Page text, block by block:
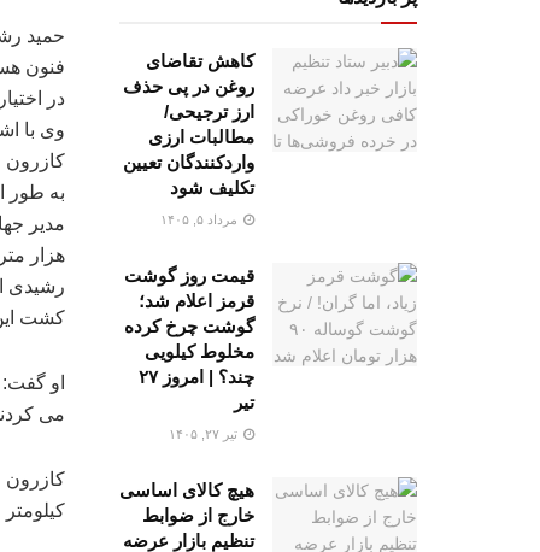
حمید
فنون
در
وی با
به طور
مدیر
هزار
رشیدی
کشت
او
می
کاهش تقاضای
روغن در پی حذف
ارز ترجیحی/
مطالبات ارزی
واردکنندگان تعیین
تکلیف شود
مرداد ۵, ۱۴۰۵
قیمت روز گوشت
قرمز اعلام شد؛
گوشت چرخ کرده
مخلوط کیلویی
چند؟ | امروز ۲۷
تیر
تیر ۲۷, ۱۴۰۵
هیچ کالای اساسی
خارج از ضوابط
تنظیم بازار عرضه